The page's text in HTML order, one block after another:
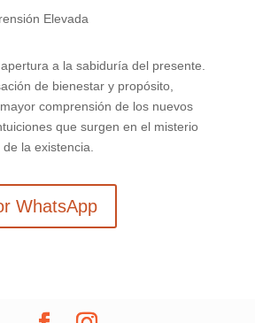
Elevada
a la sabiduría del presente.
de bienestar y propósito,
comprensión de los nuevos
que surgen en el misterio
la existencia.
WhatsApp